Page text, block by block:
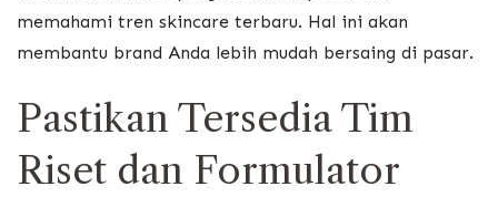
memahami tren skincare terbaru. Hal ini akan
membantu brand Anda lebih mudah bersaing di pasar.
Pastikan Tersedia Tim
Riset dan Formulator